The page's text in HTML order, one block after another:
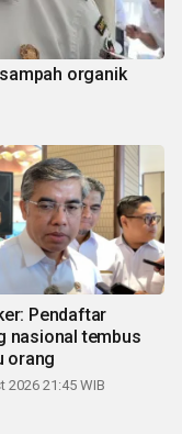
organik
Pendaftar
nasional tembus
orang
2026 21:45 WIB